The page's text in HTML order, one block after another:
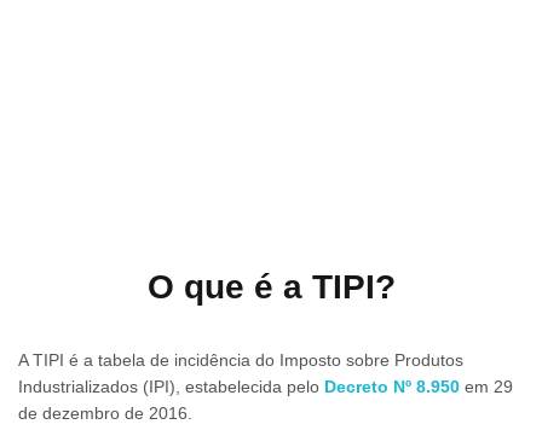
O que é a TIPI?
A TIPI é a tabela de incidência do Imposto sobre Produtos
Industrializados (IPI), estabelecida pelo Decreto Nº 8.950 em 29
de dezembro de 2016.